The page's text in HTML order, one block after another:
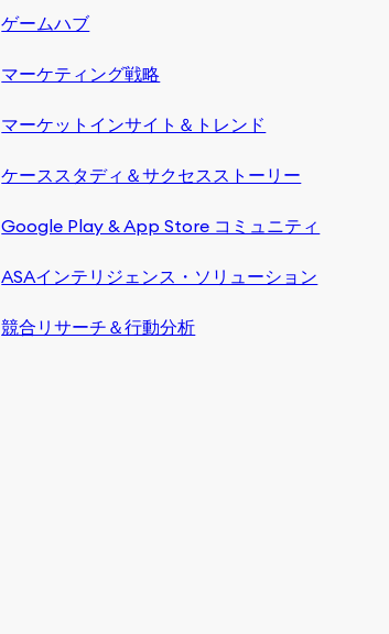
ゲームハブ
マーケティング戦略
マーケットインサイト＆トレンド
ケーススタディ＆サクセスストーリー
Google Play & App Store コミュニティ
ASAインテリジェンス・ソリューション
競合リサーチ＆行動分析